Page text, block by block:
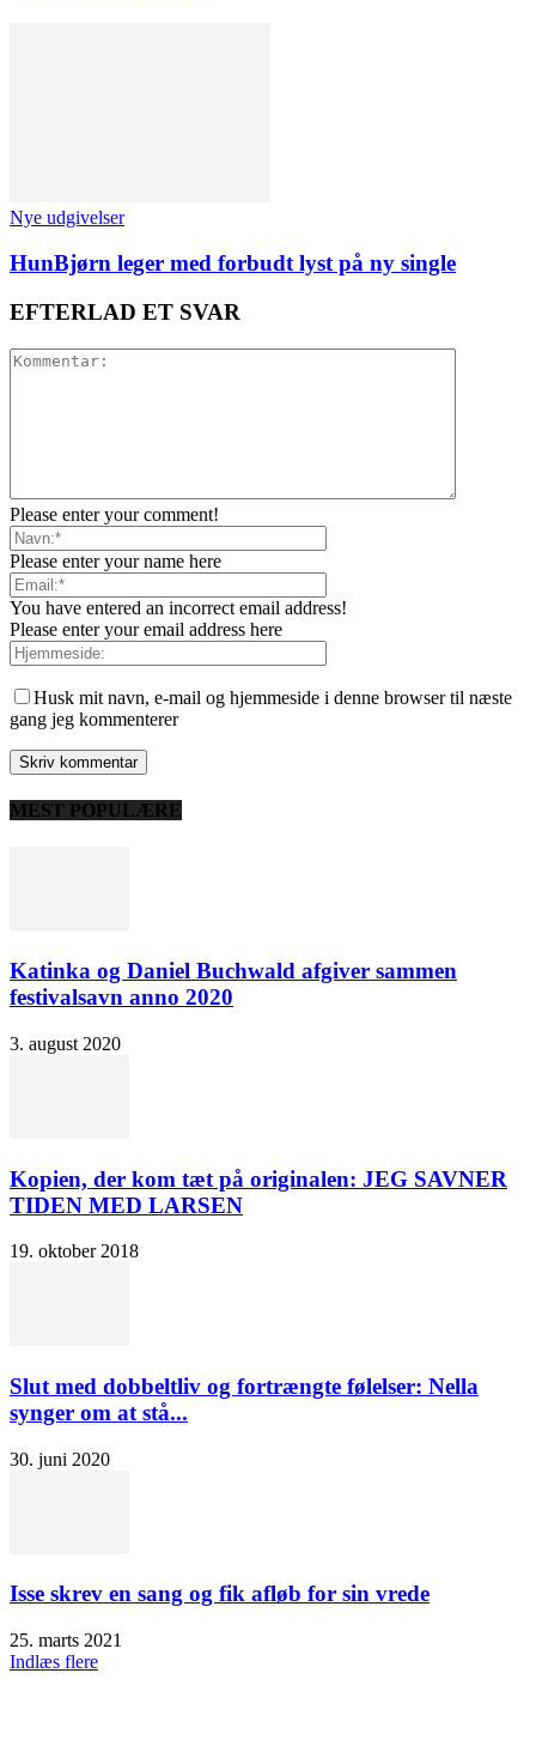
Nye udgivelser
HunBjørn leger med forbudt lyst på ny single
EFTERLAD ET SVAR
Please enter your comment!
Please enter your name here
You have entered an incorrect email address!
Please enter your email address here
Husk mit navn, e-mail og hjemmeside i denne browser til næste
gang jeg kommenterer
MEST POPULÆRE
Katinka og Daniel Buchwald afgiver sammen
festivalsavn anno 2020
3. august 2020
Kopien, der kom tæt på originalen: JEG SAVNER
TIDEN MED LARSEN
19. oktober 2018
Slut med dobbeltliv og fortrængte følelser: Nella
synger om at stå...
30. juni 2020
Isse skrev en sang og fik afløb for sin vrede
25. marts 2021
Indlæs flere